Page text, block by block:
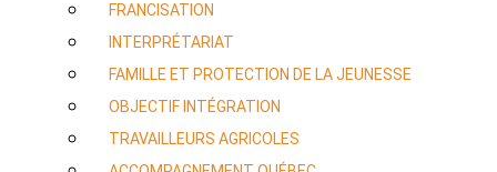
FRANCISATION
INTERPRÉTARIAT
FAMILLE ET PROTECTION DE LA JEUNESSE
OBJECTIF INTÉGRATION
TRAVAILLEURS AGRICOLES